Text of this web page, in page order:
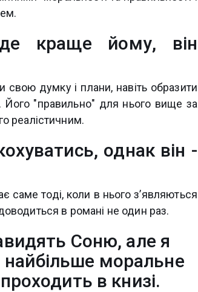
краще йому, він
свою думку і плани, навіть образити
"правильно" для нього вище за
реалістичним.
однак він -
саме тоді, коли в нього зʼявляються
в романі не один раз.
Соню, але я
моральне
в книзі.